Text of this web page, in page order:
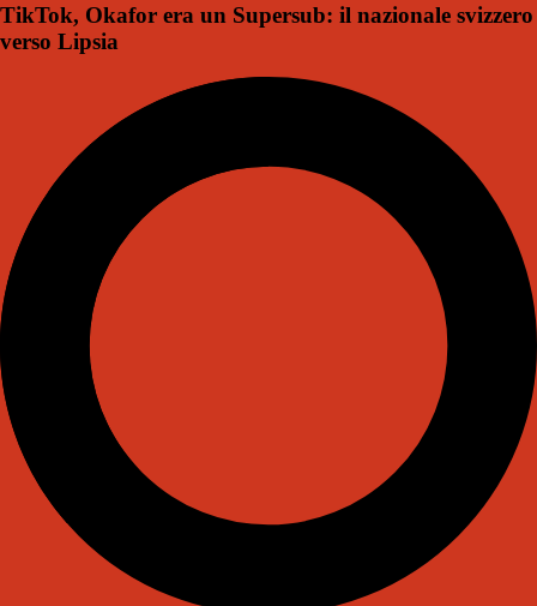
TikTok, Okafor era un Supersub: il nazionale svizzero
verso Lipsia